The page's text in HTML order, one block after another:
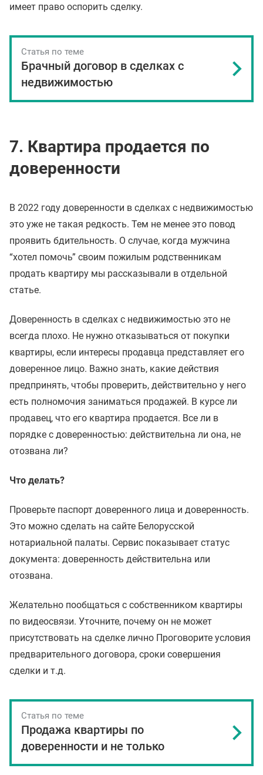
имеет право оспорить сделку.
Статья по теме
Брачный договор в сделках с
недвижимостью
7. Квартира продается по
доверенности
В 2022 году доверенности в сделках с недвижимостью
это уже не такая редкость. Тем не менее это повод
проявить бдительность. О случае, когда мужчина
“хотел помочь” своим пожилым родственникам
продать квартиру мы рассказывали в отдельной
статье.
Доверенность в сделках с недвижимостью это не
всегда плохо. Не нужно отказываться от покупки
квартиры, если интересы продавца представляет его
доверенное лицо. Важно знать, какие действия
предпринять, чтобы проверить, действительно у него
есть полномочия заниматься продажей. В курсе ли
продавец, что его квартира продается. Все ли в
порядке с доверенностью: действительна ли она, не
отозвана ли?
Что делать?
Проверьте паспорт доверенного лица и доверенность.
Это можно сделать на сайте Белорусской
нотариальной палаты. Сервис показывает статус
документа: доверенность действительна или
отозвана.
Желательно пообщаться с собственником квартиры
по видеосвязи. Уточните, почему он не может
присутствовать на сделке лично Проговорите условия
предварительного договора, сроки совершения
сделки и т.д.
Статья по теме
Продажа квартиры по
доверенности и не только